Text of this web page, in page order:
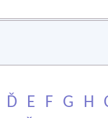
Ď E F G H